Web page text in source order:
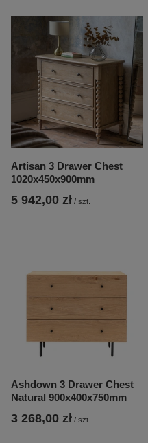
Artisan 3 Drawer Chest
1020x450x900mm
5 942,00 zł / szt.
Ashdown 3 Drawer Chest
Natural 900x400x750mm
3 268,00 zł / szt.